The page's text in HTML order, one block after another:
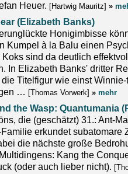
Heuer. [Hartwig Mauritz] »
(Elizabeth Banks)
Honigimbisse
Kumpel à la Balu einen
Koks sind da deutlich
In Elizabeth Banks' dritter
die Titelfigur wie einst
… [Thomas Vorwerk] » mehr
the Wasp: Quantumania
die (geschätzt) 31.: Ant-
erkundet subatomare
die nächste große
Kang the
(oder auch lieber nicht).